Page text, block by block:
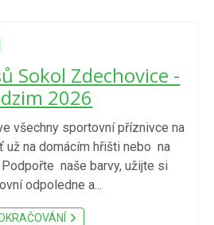
Sokol Zdechovice -
2026
všechny sportovní příznivce na
už na domácím hřišti nebo na
naše barvy, užijte si
odpoledne a...